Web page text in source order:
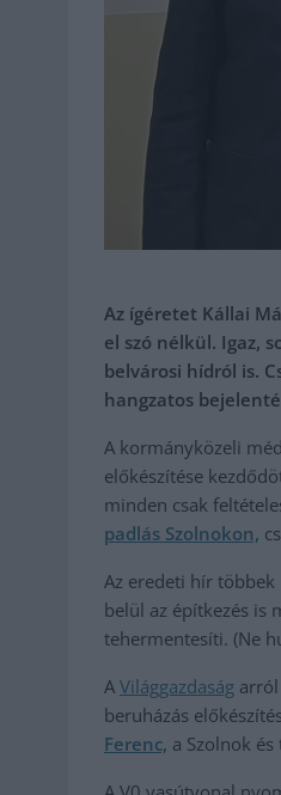
Az ígéretet Kállai
el szó nélkül. Igaz,
belvárosi hídról is.
hangzatos
A kormányközeli
előkészítése
minden csak
padlás Szolnokon,
Az eredeti hír többek
belül az építkezés is
tehermentesíti. (Ne
A Világgazdaság
beruházás
Ferenc, a Szolnok